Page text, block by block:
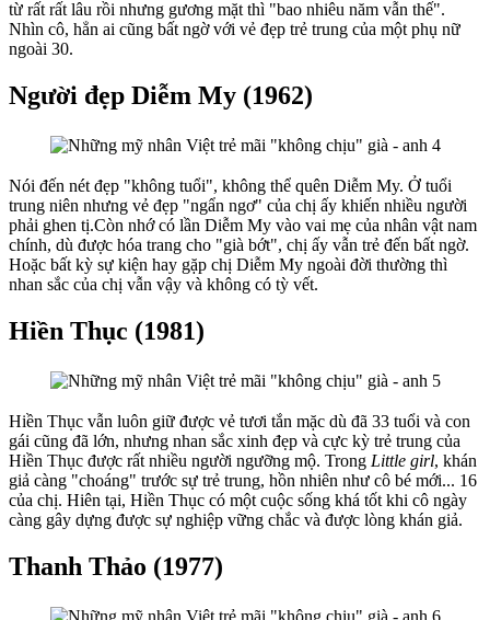
của mình.
Việt Trinh Là một trong những diễn viên điện ảnh nổi tiếng bậc nhất
vào thập niên 90 qua nhiều bộ phim để đời như Người đẹp Tây Đô,
Ngọc trong đá, Cô lái taxi, Sương gió biên thùy, Sao em nỡ vội lấy
chồng… diễn viên Việt Trinh để lại ấn tượng mạnh trong lòng công
chúng với đôi mắt đẹp to tròn cùng gương mặt đa cảm. Cho đến nay
dù đã 41 tuổi nhan sắc ấy vẫn quyến rũ thu hút như ngày nào. Sau
một thời gian vắng bóng trên màn ảnh, “người đẹp Tây Đô” đã có
sự trở lại ấn tượng với vai trò là đạo diễn của bộ phim Trở về.
Giáng My (1971)
Không chỉ nổi tiếng vì hát hay, kinh doanh giỏi, thành thạo 4 ngoại
ngữ, nữ doanh nhân 42 tuổi còn nổi tiếng vì vẻ đẹp phúc hậu trẻ
mãi với thời gian của mình. Kể từ khi đăng quang ngôi vị Hoa hậu
đền Hùng năm 1992, đã bao dấu ấn thăng trầm trôi qua, nhưng khó
khăn và thử thách trong cuộc sống không thể tàn phá nhan sắc đằm
thắm của một người phụ nữ hiện đại đầy bản lĩnh. Giáng My luôn là
tâm điểm của ống kính khi xuất hiện bất kỳ nơi đâu.
Thanh Lam (1969)